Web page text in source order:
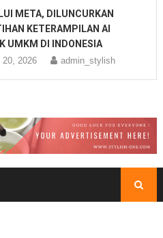
META, DILUNCURKAN
KETERAMPILAN AI
UMKM DI INDONESIA
20, 2026 admin_stylish